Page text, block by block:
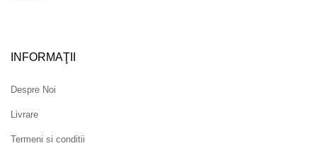
INFORMAŢII
Despre Noi
Livrare
Termeni si conditii